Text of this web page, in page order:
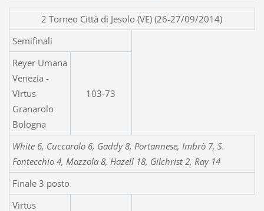
2 Torneo Città di Jesolo (VE) (26-27/09/2014)
Semifinali
Reyer Umana
Venezia -
Virtus
Granarolo
Bologna
103-73
White 6, Cuccarolo 6, Gaddy 8, Portannese, Imbrò 7, S.
Fontecchio 4, Mazzola 8, Hazell 18, Gilchrist 2, Ray 14
Finale 3 posto
Virtus